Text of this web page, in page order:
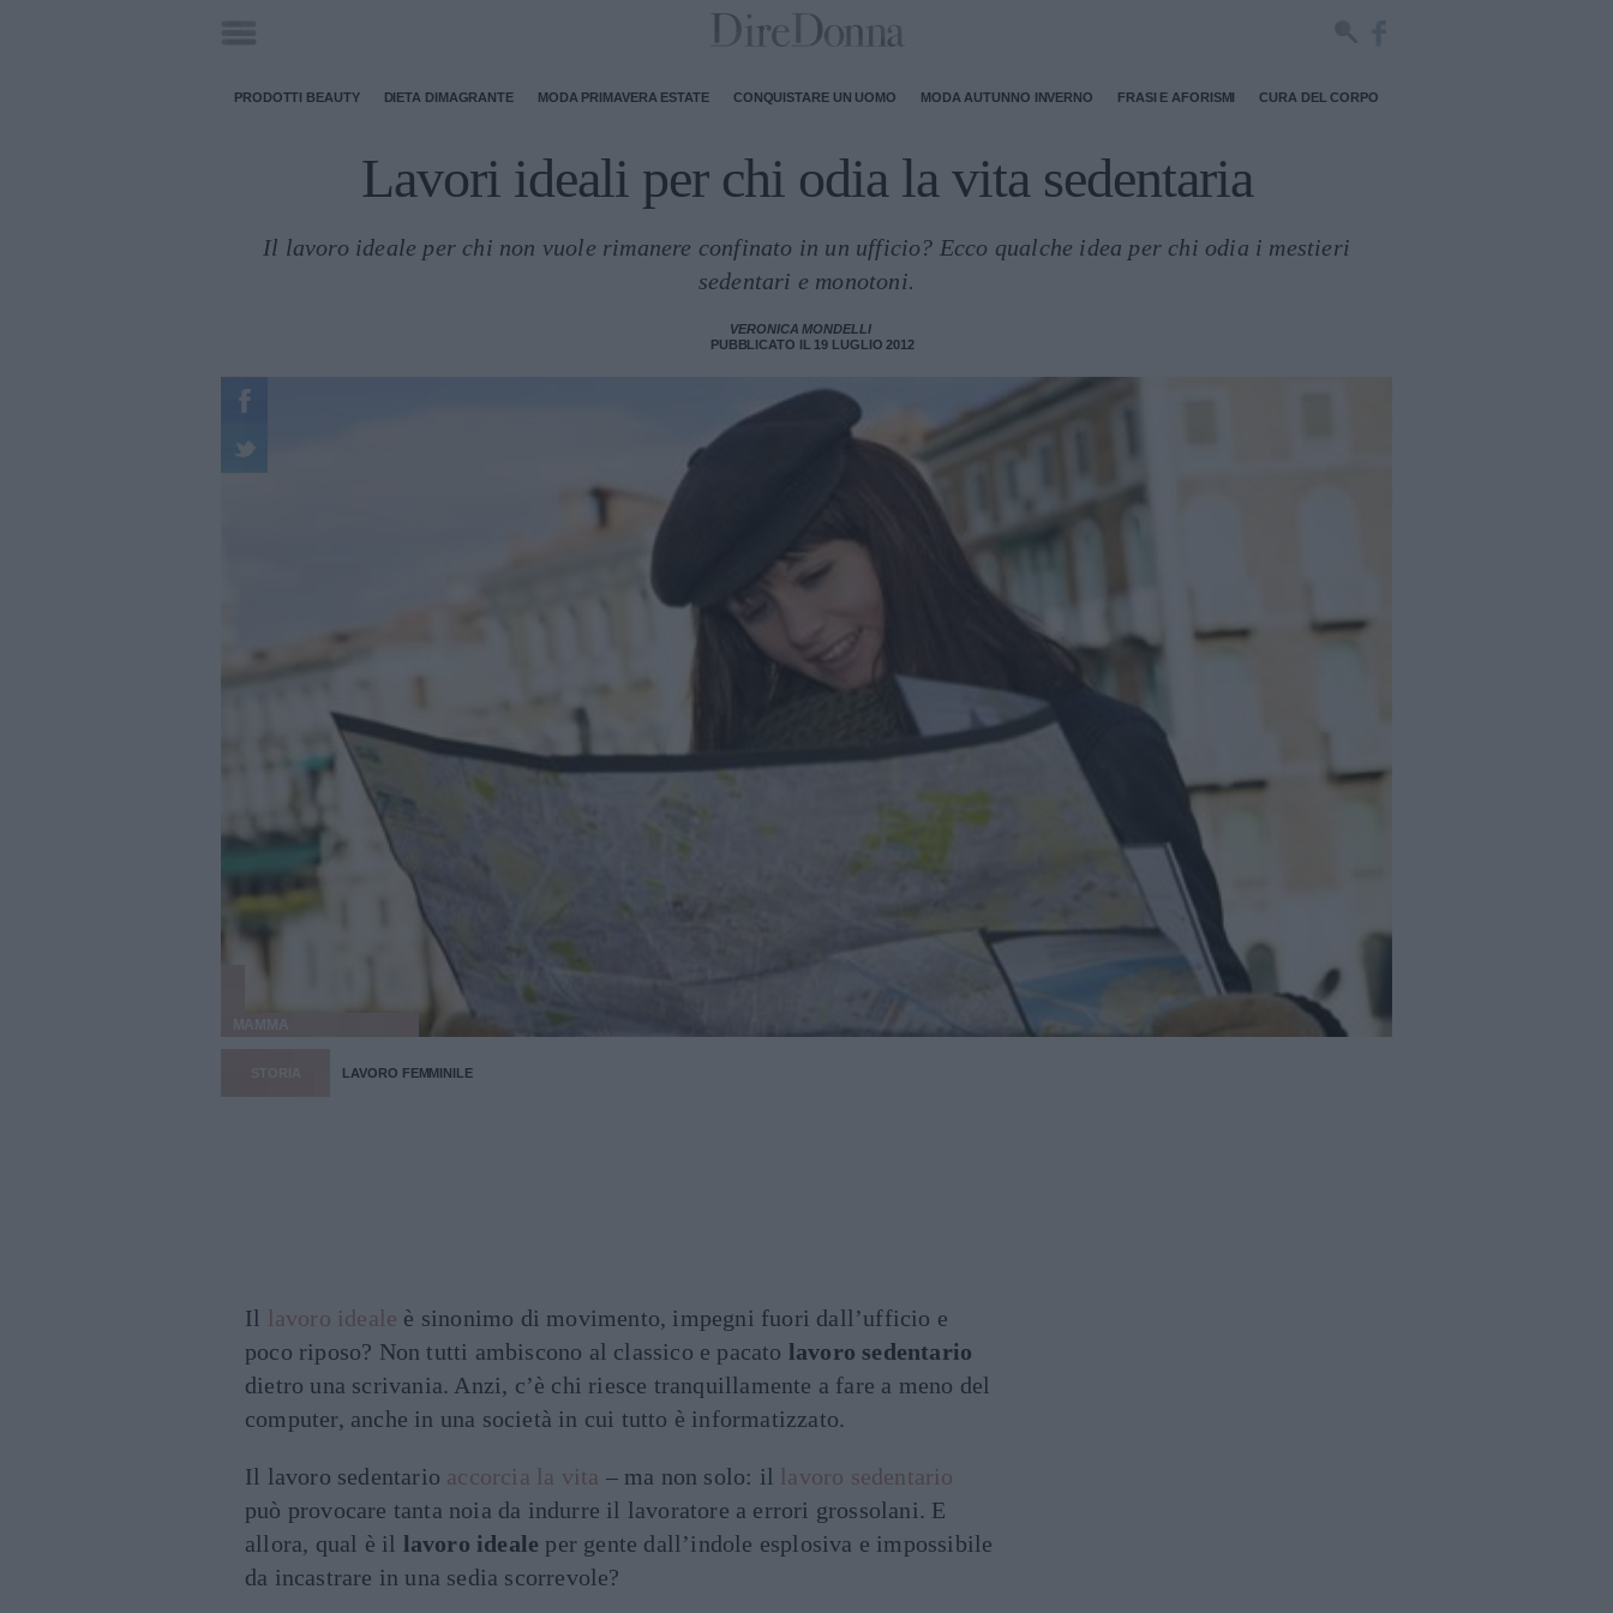
PRODOTTI BEAUTY DIETA DIMAGRANTE MODA PRIMAVERA ESTATE CONQUISTARE UN UOMO MODA AUTUNNO INVERNO FRASI E AFORISMI CURA DEL CORPO
Lavori ideali per chi odia la vita sedentaria
Il lavoro ideale per chi non vuole rimanere confinato in un ufficio? Ecco qualche idea per chi odia i mestieri
sedentari e monotoni.
VERONICA MONDELLI
PUBBLICATO IL 19 LUGLIO 2012
LAVORO FEMMINILE
Il lavoro ideale è sinonimo di movimento, impegni fuori dall’ufficio e
poco riposo? Non tutti ambiscono al classico e pacato lavoro sedentario
dietro una scrivania. Anzi, c’è chi riesce tranquillamente a fare a meno del
computer, anche in una società in cui tutto è informatizzato.
Il lavoro sedentario accorcia la vita – ma non solo: il lavoro sedentario
può provocare tanta noia da indurre il lavoratore a errori grossolani. E
allora, qual è il lavoro ideale per gente dall’indole esplosiva e impossibile
da incastrare in una sedia scorrevole?